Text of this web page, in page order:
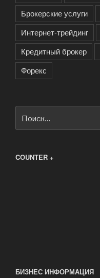
Брокерские услуги
Интернет-трейдинг
Кредитный брокер
Форекс
COUNTER +
БИЗНЕС ИНФОРМАЦИЯ